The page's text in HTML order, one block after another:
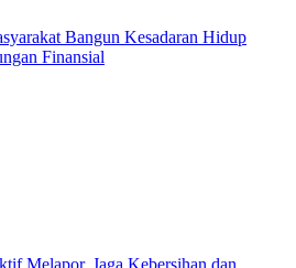
Bangun Kesadaran Hidup
Finansial